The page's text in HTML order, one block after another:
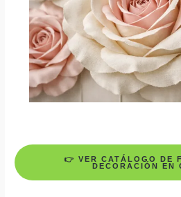
👉 VER CATÁLOGO DE
DECORACIÓN EN